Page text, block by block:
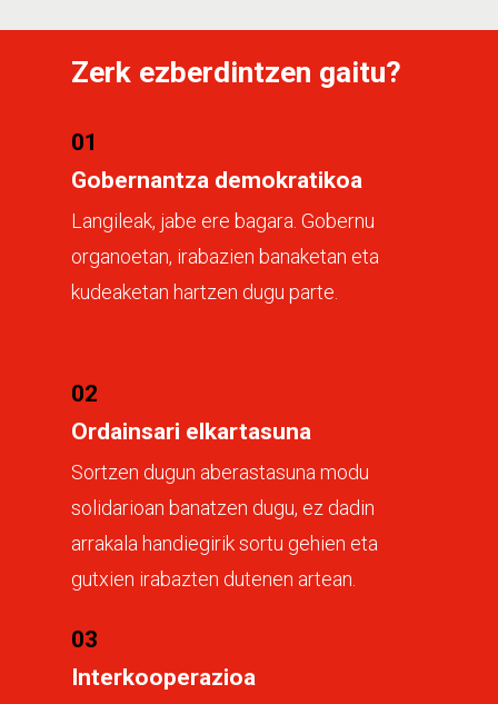
Zerk ezberdintzen gaitu?
01
Gobernantza demokratikoa
Langileak, jabe ere bagara. Gobernu
organoetan, irabazien banaketan eta
kudeaketan hartzen dugu parte.
02
Ordainsari elkartasuna
Sortzen dugun aberastasuna modu
solidarioan banatzen dugu, ez dadin
arrakala handiegirik sortu gehien eta
gutxien irabazten dutenen artean.
03
Interkooperazioa